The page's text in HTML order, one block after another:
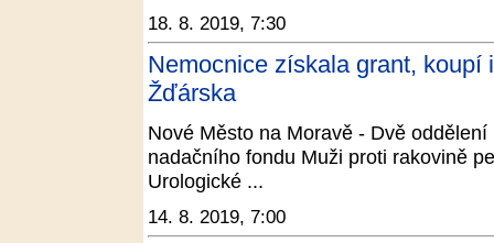
18. 8. 2019, 7:30
Nemocnice získala grant,
Žďárska
Nové Město na Moravě - Dvě
nadačního fondu Muži proti rakovině
Urologické ...
14. 8. 2019, 7:00